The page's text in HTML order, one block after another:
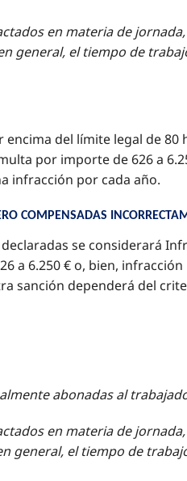
en materia de
general, el tiempo de
del límite legal de
por importe de 626 a
infracción por cada año.
COMPENSADAS
se considerará
a 6.250 € o, bien,
sanción dependerá del
abonadas al
en materia de
general, el tiempo de